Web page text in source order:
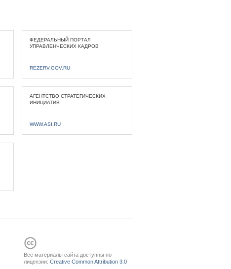
ФЕДЕРАЛЬНЫЙ ПОРТАЛ
УПРАВЛЕНЧЕСКИХ КАДРОВ
REZERV.GOV.RU
АГЕНТСТВО СТРАТЕГИЧЕСКИХ
ИНИЦИАТИВ
WWW.ASI.RU
Все материалы сайта доступны по
лицензии: Creative Common Attribution 3.0